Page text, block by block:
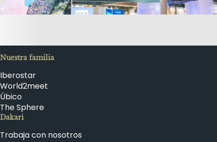
+
Nuestra familia
Iberostar
World2meet
Úbico
The Sphere
Dakari
Trabaja con nosotros